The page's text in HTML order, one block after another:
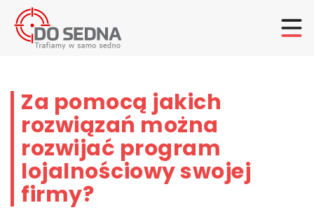
Za pomocą jakich
rozwiązań można
rozwijać program
lojalnościowy swojej
firmy?